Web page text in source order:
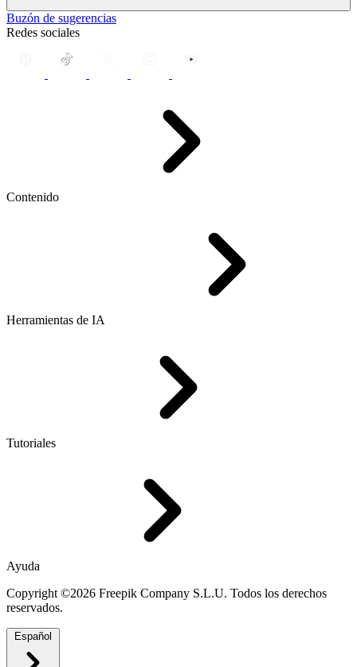
Buzón de sugerencias
Redes sociales
Contenido
Herramientas de IA
Tutoriales
Ayuda
Copyright ©2026 Freepik Company S.L.U. Todos los derechos
reservados.
Español